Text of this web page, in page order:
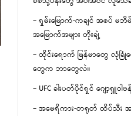
– ရှမ်းမြောက်-ကချင် အစပ်
အမြောက်အများ တိုးချဲ့
– ထိုင်းရောက် မြန်မာတွေ လုံ
တွေက ဘာတွေလဲ။
– UFC ခါးပတ်ပိုင်ရှင် ဂျော့ရှူ
– အမေရိကား-တရုတ် ထိပ်သီး